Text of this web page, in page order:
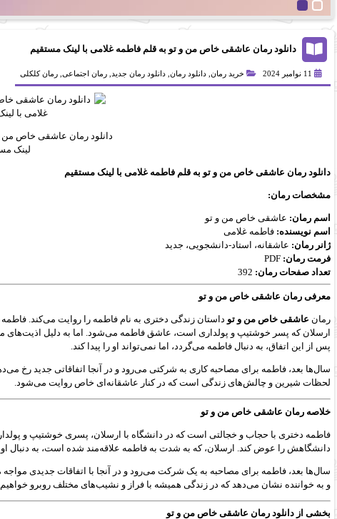
دانلود رمان عاشقی خاص من و تو به قلم فاطمه غلامی با لینک مستقیم
11 نوامبر 2024 خرید رمان دانلود رمان دانلود رمان جدید رمان اجتماعی رمان کلکلی
دانلود رمان عاشقی خاص من
لینک
دانلود رمان عاشقی خاص من و تو به قلم فاطمه غلامی با لینک مستقیم
مشخصات رمان:
اسم رمان: عاشقی خاص من و تو
اسم نویسنده: فاطمه غلامی
ژانر رمان: عاشقانه، استاد-دانشجویی، جدید
فرمت رمان:
تعداد صفحات رمان:
معرفی رمان عاشقی خاص من و تو
رمان عاشقی خاص من و تو داستان زندگی دختری به نام فاطمه را روایت می‌کند.
ارسلان که پسر خوشتیپ و پولداری است، عاشق فاطمه می‌شود. اما به دلیل اذیت‌های
پس از این اتفاق، به دنبال فاطمه می‌گردد، اما نمی‌تواند او را پیدا کند.
سال‌ها بعد، فاطمه برای مصاحبه کاری به شرکتی می‌رود و در آنجا اتفاقاتی جدید رخ
لحظات شیرین و چالش‌های زندگی است که در کنار عاشقانه‌ای خاص روایت می‌شود.
خلاصه رمان عاشقی خاص من و تو
فاطمه دختری با حجاب و خجالتی است که در دانشگاه با ارسلان، پسری خوشتیپ و
دانشگاهش را عوض کند. ارسلان، که به شدت به فاطمه علاقه‌مند شده است، به دنبال او
سال‌ها بعد، فاطمه برای مصاحبه به یک شرکت می‌رود و در آنجا با اتفاقات جدیدی
و به خواننده نشان می‌دهد که در زندگی همیشه با فراز و نشیب‌های مختلف روبرو
بخشی از دانلود رمان عاشقی خاص من و تو